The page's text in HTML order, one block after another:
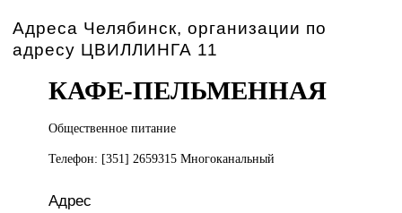
Адреса Челябинск, организации по
адресу ЦВИЛЛИНГА 11
КАФЕ-ПЕЛЬМЕННАЯ
Общественное питание
Телефон: [351] 2659315 Многоканальный
Адрес